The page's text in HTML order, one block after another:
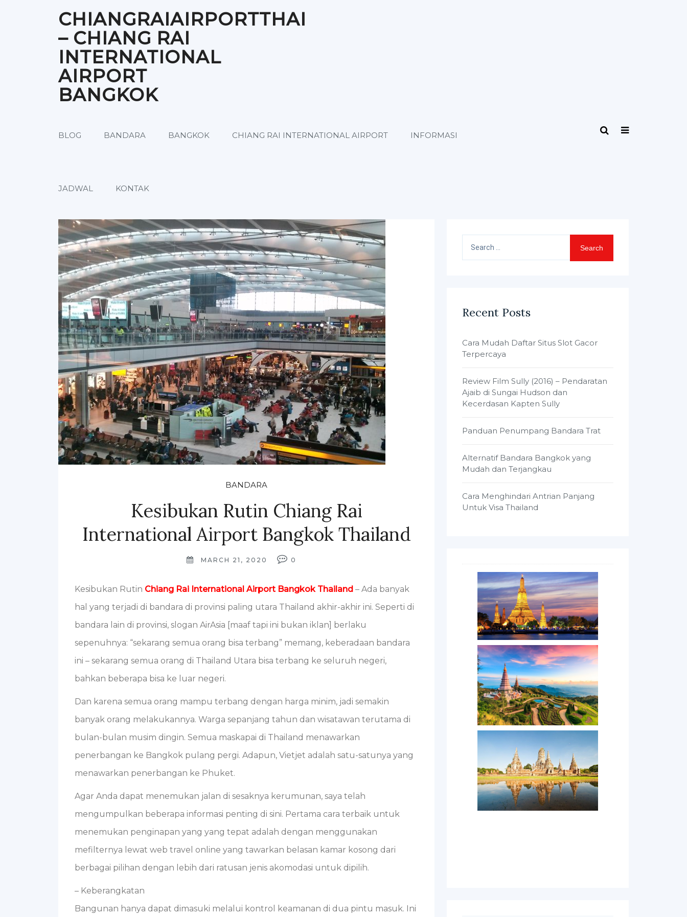
CHIANGRAIAIRPORTTHAI
– CHIANG RAI
INTERNATIONAL
AIRPORT
BANGKOK
BLOG BANDARA BANGKOK CHIANG RAI INTERNATIONAL AIRPORT INFORMASI
JADWAL KONTAK
BANDARA
Kesibukan Rutin Chiang Rai
International Airport Bangkok Thailand
MARCH 21, 2020 0
Kesibukan Rutin Chiang Rai International Airport Bangkok Thailand – Ada banyak
hal yang terjadi di bandara di provinsi paling utara Thailand akhir-akhir ini. Seperti di
bandara lain di provinsi, slogan AirAsia [maaf tapi ini bukan iklan] berlaku
sepenuhnya: “sekarang semua orang bisa terbang” memang, keberadaan bandara
ini – sekarang semua orang di Thailand Utara bisa terbang ke seluruh negeri,
bahkan beberapa bisa ke luar negeri.
Dan karena semua orang mampu terbang dengan harga minim, jadi semakin
banyak orang melakukannya. Warga sepanjang tahun dan wisatawan terutama di
bulan-bulan musim dingin. Semua maskapai di Thailand menawarkan
penerbangan ke Bangkok pulang pergi. Adapun, Vietjet adalah satu-satunya yang
menawarkan penerbangan ke Phuket.
Agar Anda dapat menemukan jalan di sesaknya kerumunan, saya telah
mengumpulkan beberapa informasi penting di sini. Pertama cara terbaik untuk
menemukan penginapan yang yang tepat adalah dengan menggunakan
mefilternya lewat web travel online yang tawarkan belasan kamar kosong dari
berbagai pilihan dengan lebih dari ratusan jenis akomodasi untuk dipilih.
– Keberangkatan
Bangunan hanya dapat dimasuki melalui kontrol keamanan di dua pintu masuk. Ini
for:
Recent Posts
Cara Mudah Daftar Situs Slot Gacor
Terpercaya
Review Film Sully (2016) – Pendaratan
Ajaib di Sungai Hudson dan
Kecerdasan Kapten Sully
Panduan Penumpang Bandara Trat
Alternatif Bandara Bangkok yang
Mudah dan Terjangkau
Cara Menghindari Antrian Panjang
Untuk Visa Thailand